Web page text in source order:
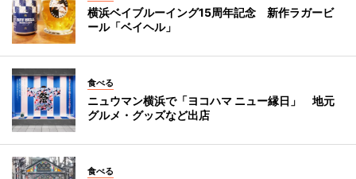
横浜ベイブルーイング15周年記念 新作ラガービ
ール「ベイヘル」
食べる
ニュウマン横浜で「ヨコハマ ニュー縁日」 地元
グルメ・グッズなど出店
食べる